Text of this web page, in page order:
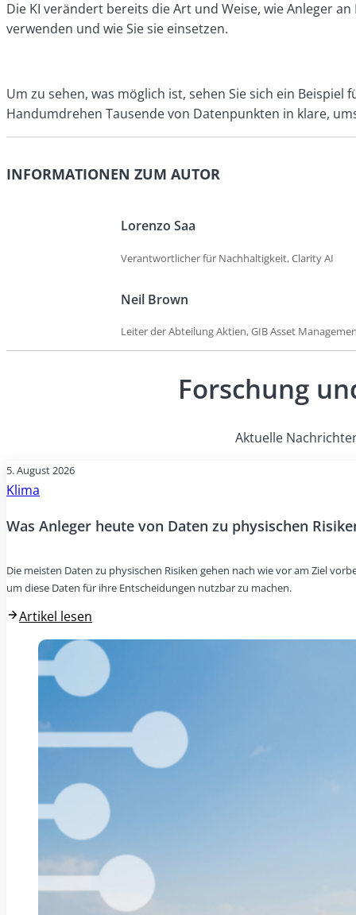
Die KI verändert bereits die Art und Weise, wie Anleger
verwenden und wie Sie sie einsetzen.
Um zu sehen, was möglich ist, sehen Sie sich ein
Handumdrehen Tausende von Datenpunkten in klare,
INFORMATIONEN ZUM AUTOR
Lorenzo Saa
Verantwortlicher für Nachhaltigkeit, Clarity AI
Neil Brown
Leiter der Abteilung Aktien, GIB Asset
Forschung
Aktuelle
5. August 2026
Klima
Was Anleger heute von Daten zu physischen
Die meisten Daten zu physischen Risiken gehen nach wie vor am Ziel
um diese Daten für ihre Entscheidungen nutzbar zu machen.
Artikel lesen